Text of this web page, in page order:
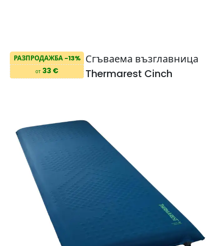
РАЗПРОДАЖБА -13%
от 33 €
Сгъваема възглавница
Thermarest Cinch